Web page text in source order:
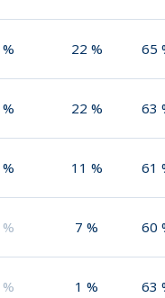
% 22 % 65
% 22 % 63
% 11 % 61
% 7 % 60
% 1 % 63